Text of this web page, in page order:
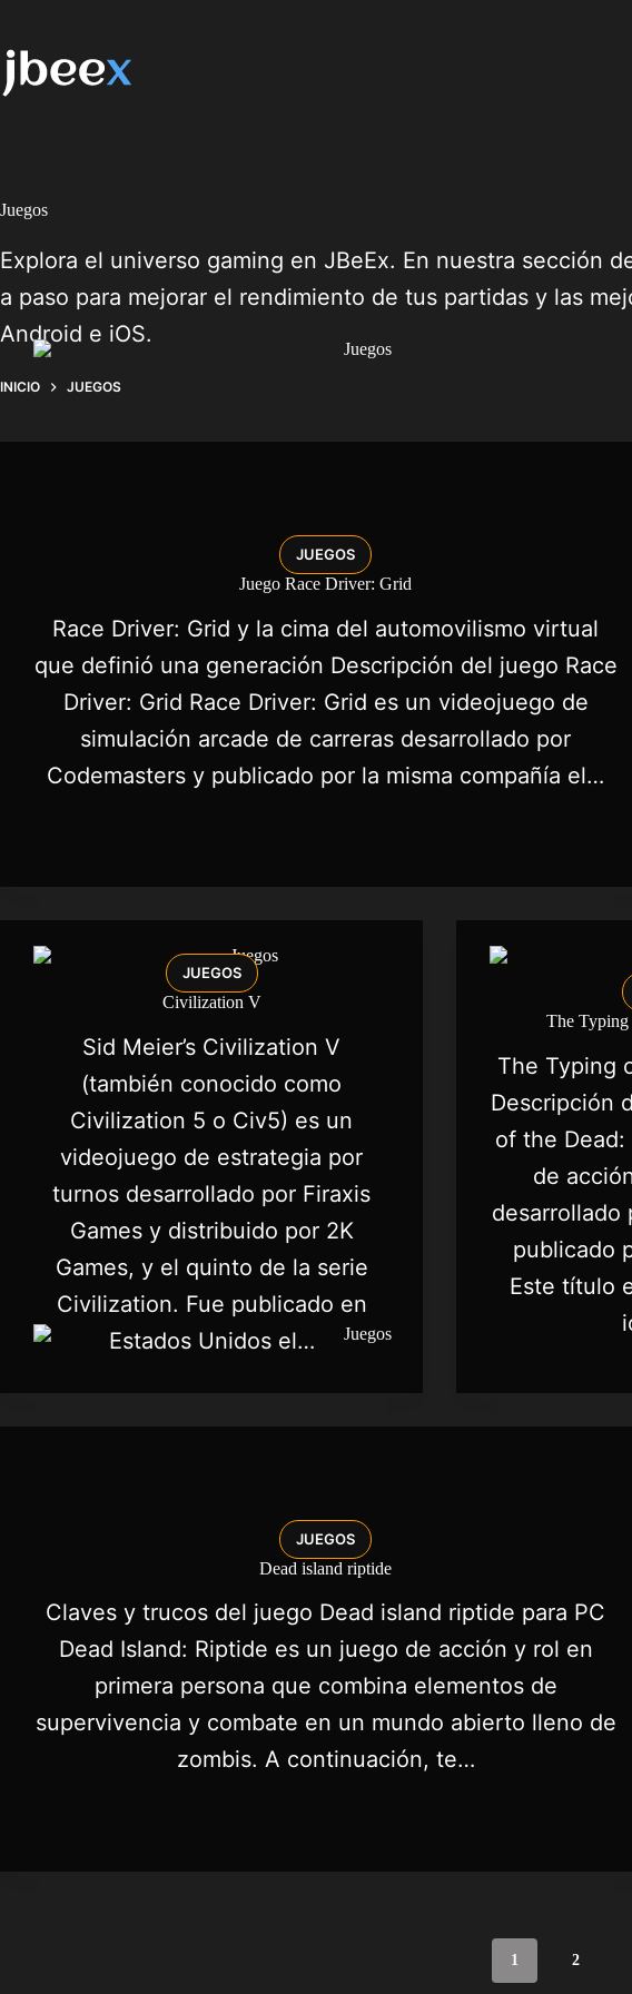
contenido
Juegos
Explora el universo gaming en JBeEx. En nuestra sección
a paso para mejorar el rendimiento de tus partidas y las
Android e iOS.
INICIO JUEGOS
JUEGOS
Juego Race Driver: Grid
Race Driver: Grid y la cima del automovilismo virtual
que definió una generación Descripción del juego Race
Driver: Grid Race Driver: Grid es un videojuego de
simulación arcade de carreras desarrollado por
Codemasters y publicado por la misma compañía el…
JUEGOS
Civilization V
Sid Meier’s Civilization V
(también conocido como
Civilization 5 o Civ5) es un
videojuego de estrategia por
turnos desarrollado por Firaxis
Games y distribuido por 2K
Games, y el quinto de la serie
Civilization. Fue publicado en
Estados Unidos el…
The
The Typing
Descripción
of the
de
desarrollado
publicado
Este título
JUEGOS
Dead island riptide
Claves y trucos del juego Dead island riptide para PC
Dead Island: Riptide es un juego de acción y rol en
primera persona que combina elementos de
supervivencia y combate en un mundo abierto lleno de
zombis. A continuación, te…
1 2